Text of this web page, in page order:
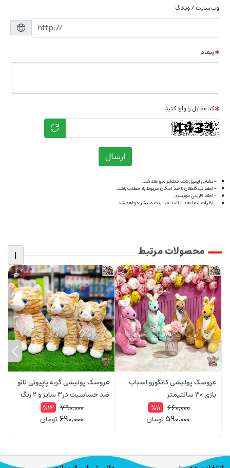
وب سایت / وبلاگ
پیغام
کد مقابل را وارد کنید
ارسال
- نشانی ایمیل شما منتشر نخواهد شد.
- لطفا دیدگاهتان تا حد امکان مربوط به مطلب باشد.
- لطفا فارسی بنویسید.
- نظرات شما بعد از تایید مدیریت منتشر خواهد شد
محصولات مرتبط |
عروسک پولیشی کانگورو اسباب
بازی 30 سانتیمتر
660,000
%11
590,000تومان
عروسک پولیشی گربه پاپیونی نانو
ضد حساسیت در۳ سایز و ۲ رنگ
790,000
%13
690,000تومان